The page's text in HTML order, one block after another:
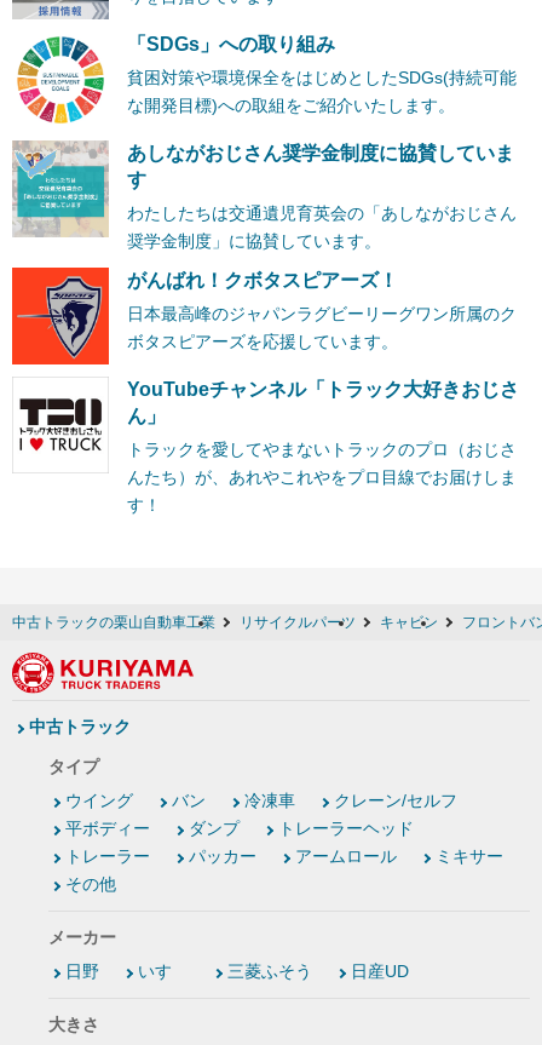
「SDGs」への取り組み
貧困対策や環境保全をはじめとしたSDGs(持続可能
な開発目標)への取組をご紹介いたします。
あしながおじさん奨学金制度に協賛していま
す
わたしたちは交通遺児育英会の「あしながおじさん
奨学金制度」に協賛しています。
がんばれ！クボタスピアーズ！
日本最高峰のジャパンラグビーリーグワン所属のク
ボタスピアーズを応援しています。
YouTubeチャンネル「トラック大好きおじさ
ん」
トラックを愛してやまないトラックのプロ（おじさ
んたち）が、あれやこれやをプロ目線でお届けしま
す！
中古トラックの栗山自動車工業 リサイクルパーツ キャビン フロントバ
中古トラック
タイプ
ウイング
バン 冷凍車
クレーン/セルフ
平ボディー
ダンプ
トレーラーヘッド
トレーラー
パッカー アームロール
ミキサー
その他
メーカー
日野
いすゞ 三菱ふそう 日産UD
大きさ